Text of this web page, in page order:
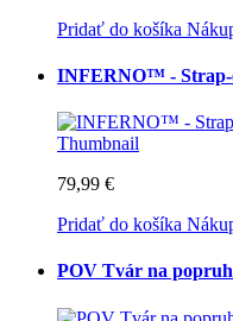
Pridať do košíka
INFERNO™ - Strap-
79,99 €
Pridať do košíka
POV Tvár na